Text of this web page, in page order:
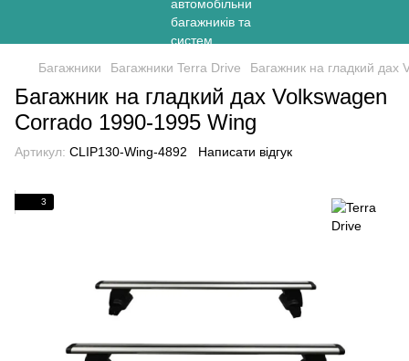
Багажники Багажники Terra Drive Багажник на гладкий дах
Багажник на гладкий дах Volkswagen
Corrado 1990-1995 Wing
Артикул: CLIP130-Wing-4892 Написати відгук
3